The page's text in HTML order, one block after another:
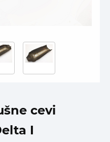
cevi
I